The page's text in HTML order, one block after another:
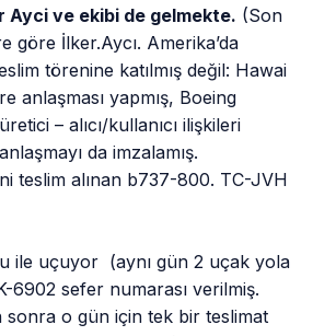
Ayci ve ekibi de gelmekte. (Son
göre İlker.Aycı. Amerika’da
törenine katılmış değil: Hawai
anlaşması yapmış, Boeing
– alıcı/kullanıcı ilişkileri
da imzalamış.
teslim alınan b737-800. TC-JVH
ile uçuyor (aynı gün 2 uçak yola
6902 sefer numarası verilmiş.
sonra o gün için tek bir teslimat